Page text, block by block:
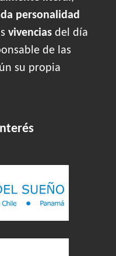
personalidad
vivencias del día
de las
su propia